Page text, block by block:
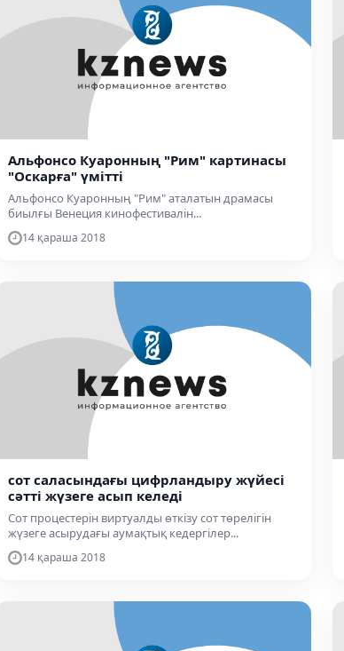
Альфонсо Куаронның "Рим" картинасы
"Оскарға" үмітті
Альфонсо Куаронның "Рим" аталатын драмасы
биылғы Венеция кинофестивалін...
14 қараша 2018
сот саласындағы цифрландыру жүйесі
сәтті жүзеге асып келеді
Сот процестерін виртуалды өткізу сот төрелігін
жүзеге асырудағы аумақтық кедергілер...
14 қараша 2018